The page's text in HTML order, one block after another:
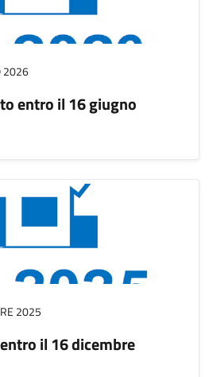
2026
entro il 16 giugno
2025
il 16 dicembre